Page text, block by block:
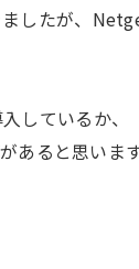
したが、
しているか、
あると思いま